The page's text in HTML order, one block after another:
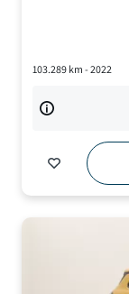
103.289km - 2022